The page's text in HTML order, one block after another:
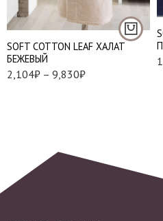
SOFT COTTON LEAF ХАЛАТ
БЕЖЕВЫЙ
2,104₽ – 9,830₽
Тапочки 36/38